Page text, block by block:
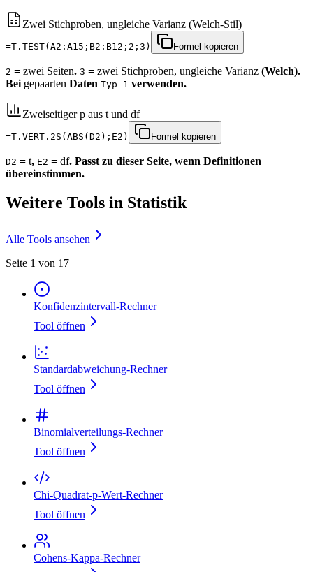
Zwei Stichproben, ungleiche Varianz (Welch‑Stil)
=T.TEST(A2:A15;B2:B12;2;3) Formel kopieren
2 = zwei Seiten. 3 = zwei Stichproben, ungleiche Varianz (Welch).
Bei gepaarten Daten Typ 1 verwenden.
Zweiseitiger p aus t und df
=T.VERT.2S(ABS(D2);E2) Formel kopieren
D2 = t, E2 = df. Passt zu dieser Seite, wenn Definitionen
übereinstimmen.
Weitere Tools in Statistik
Alle Tools ansehen
Seite 1 von 17
Konfidenzintervall‑Rechner
Tool öffnen
Standardabweichung‑Rechner
Tool öffnen
Binomialverteilungs‑Rechner
Tool öffnen
Chi-Quadrat-p-Wert-Rechner
Tool öffnen
Cohens‑Kappa‑Rechner